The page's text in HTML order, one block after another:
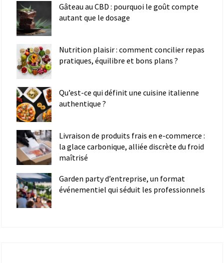
Gâteau au CBD : pourquoi le goût compte
autant que le dosage
Nutrition plaisir : comment concilier repas
pratiques, équilibre et bons plans ?
Qu’est-ce qui définit une cuisine italienne
authentique ?
Livraison de produits frais en e-commerce :
la glace carbonique, alliée discrète du froid
maîtrisé
Garden party d’entreprise, un format
événementiel qui séduit les professionnels